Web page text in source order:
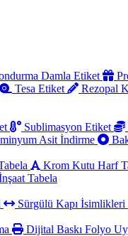
Damla Etiket
Tesa Etiket Rezopal
Sublimasyon Etiket
Asit İndirme
Krom Kutu Harf
Tabela
Sürgülü Kapı İsimlikleri
Dijital Baskı Folyo